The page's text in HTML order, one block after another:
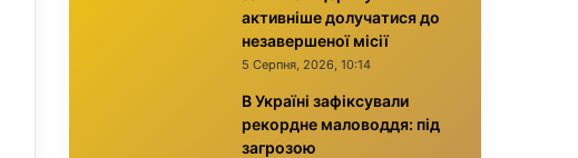
активніше долучатися до
незавершеної місії
5 Серпня, 2026, 10:14
В Україні зафіксували
рекордне маловоддя: під
загрозою